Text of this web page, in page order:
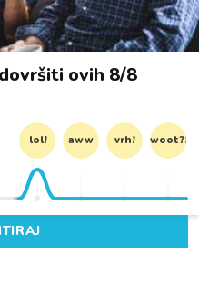
ovih 8/8
lol! aww vrh! woot?!